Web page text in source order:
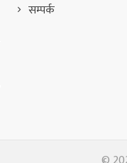
सम्पर्क